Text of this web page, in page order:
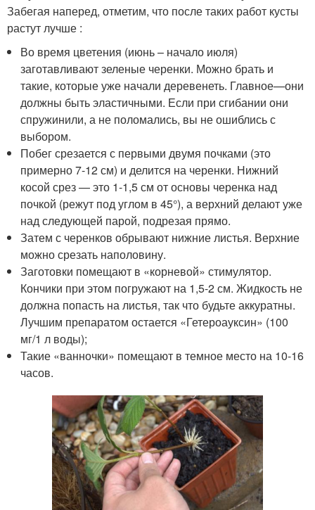
Забегая наперед, отметим, что после таких работ кусты
растут лучше :
Во время цветения (июнь – начало июля)
заготавливают зеленые черенки. Можно брать и
такие, которые уже начали деревенеть. Главное—они
должны быть эластичными. Если при сгибании они
спружинили, а не поломались, вы не ошиблись с
выбором.
Побег срезается с первыми двумя почками (это
примерно 7-12 см) и делится на черенки. Нижний
косой срез — это 1-1,5 см от основы черенка над
почкой (режут под углом в 45°), а верхний делают уже
над следующей парой, подрезая прямо.
Затем с черенков обрывают нижние листья. Верхние
можно срезать наполовину.
Заготовки помещают в «корневой» стимулятор.
Кончики при этом погружают на 1,5-2 см. Жидкость не
должна попасть на листья, так что будьте аккуратны.
Лучшим препаратом остается «Гетероауксин» (100
мг/1 л воды);
Такие «ванночки» помещают в темное место на 10-16
часов.